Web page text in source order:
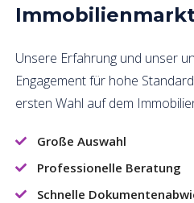
Unsere Erfahrung und unser
Engagement für hohe
ersten Wahl auf dem
Große Auswahl
Professionelle Beratung
Schnelle